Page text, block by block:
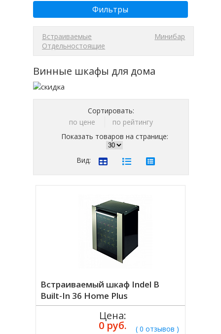
Фильтры
Встраиваемые
Минибар
Отдельностоящие
Винные шкафы для дома
Сортировать:
по цене
по рейтингу
Показать товаров на странице:
Вид:
Встраиваемый шкаф Indel B
Built-In 36 Home Plus
( 0 отзывов )
Цена:
0 руб.